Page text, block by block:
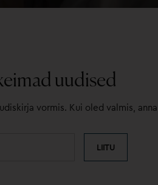
uudised
vormis. Kui oled valmis,
LIITU